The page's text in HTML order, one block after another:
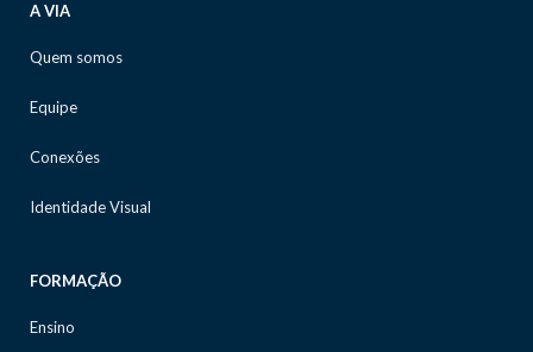
A VIA
Quem somos
Equipe
Conexões
Identidade Visual
FORMAÇÃO
Ensino